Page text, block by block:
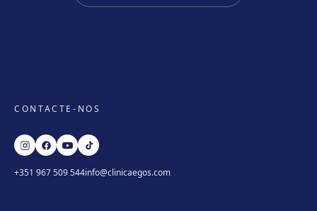
CONTACTE-NOS
+351 967 509 544info@clinicaegos.com